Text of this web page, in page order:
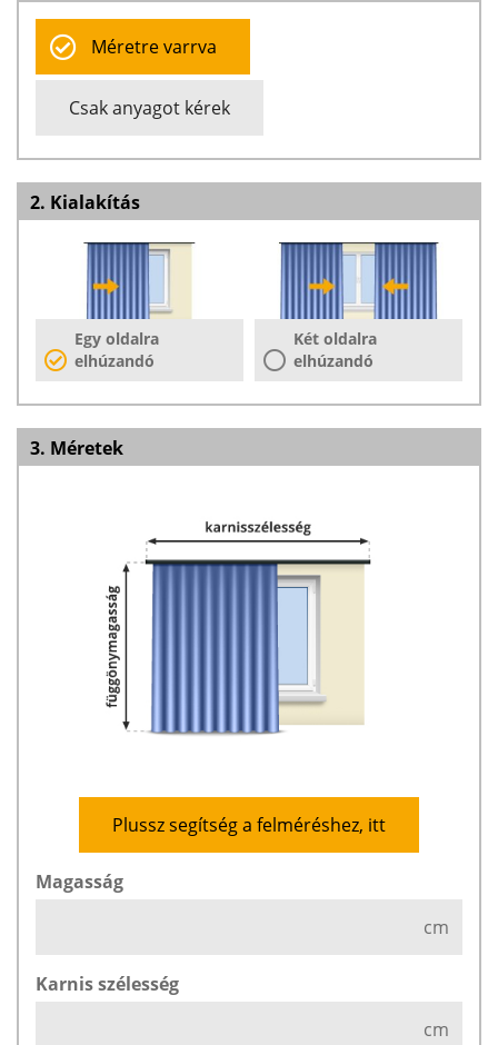
Méretre varrva
Csak anyagot kérek
2. Kialakítás
Egy oldalra
elhúzandó
Két oldalra
elhúzandó
3. Méretek
Plussz segítség a felméréshez, itt
Magasság
cm
Karnis szélesség
cm